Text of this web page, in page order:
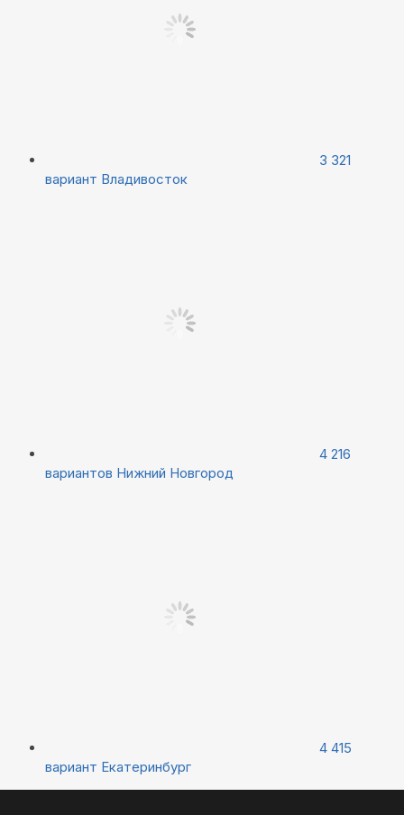
3 321
вариант Владивосток
4 216
вариантов Нижний Новгород
4 415
вариант Екатеринбург